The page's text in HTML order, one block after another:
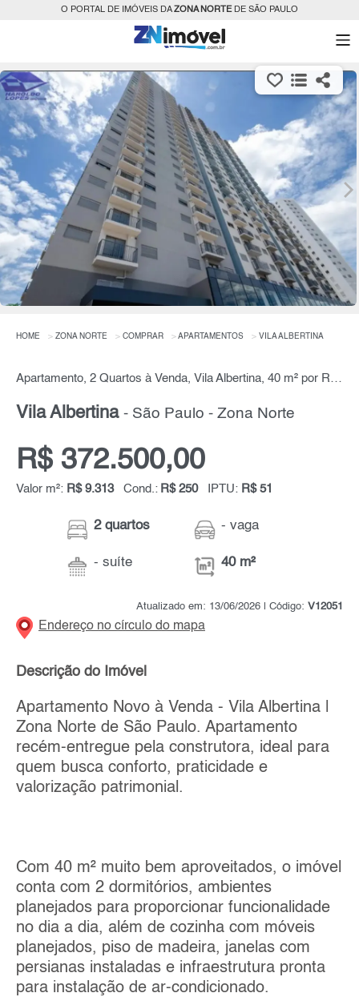
O PORTAL DE IMÓVEIS DAZONA NORTEDE SÃO PAULO
HOME ZONA NORTE COMPRAR APARTAMENTOS VILA ALBERTINA
Apartamento, 2 Quartos à Venda, Vila Albertina, 40 m² por R$ 372.500,00
Vila Albertina - São Paulo - Zona Norte
R$ 372.500,00
Valor m²: R$ 9.313 Cond.: R$ 250 IPTU: R$ 51
2 quartos
- suíte
- vaga
40 m²
Atualizado em: 13/06/2026 | Código: V12051
Endereço no círculo do mapa
Descrição do Imóvel
Apartamento Novo à Venda - Vila Albertina |
Zona Norte de São Paulo. Apartamento
recém-entregue pela construtora, ideal para
quem busca conforto, praticidade e
valorização patrimonial.
Com 40 m² muito bem aproveitados, o imóvel
conta com 2 dormitórios, ambientes
planejados para proporcionar funcionalidade
no dia a dia, além de cozinha com móveis
planejados, piso de madeira, janelas com
persianas instaladas e infraestrutura pronta
para instalação de ar-condicionado.